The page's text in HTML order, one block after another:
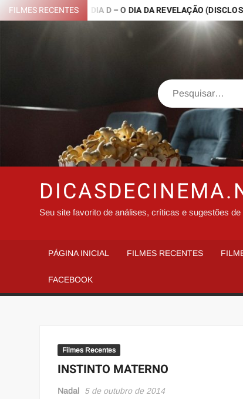
Skip
to
FILMES RECENTES
– 2026) DIA D – O DIA DA REVELAÇÃO (DISCLOSURE
Search
Seu site favorito de análises, críticas e sugestões de
PÁGINA INICIAL FILMES RECENTES
FACEBOOK
Filmes Recentes
INSTINTO MATERNO
Nadal 5 de outubro de 2014